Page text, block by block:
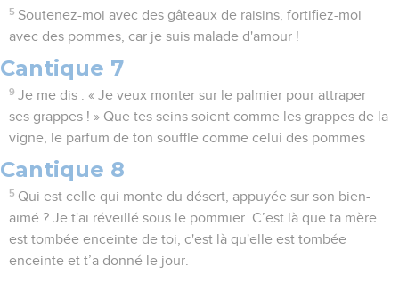
5 Soutenez-moi avec des gâteaux de raisins, fortifiez-moi
avec des pommes, car je suis malade d'amour !
Cantique 7
9 Je me dis : « Je veux monter sur le palmier pour attraper
ses grappes ! » Que tes seins soient comme les grappes de la
vigne, le parfum de ton souffle comme celui des pommes
Cantique 8
5 Qui est celle qui monte du désert, appuyée sur son bien-
aimé ? Je t'ai réveillé sous le pommier. C’est là que ta mère
est tombée enceinte de toi, c'est là qu'elle est tombée
enceinte et t’a donné le jour.